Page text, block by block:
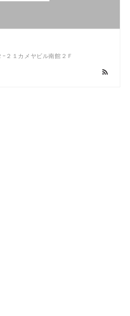
２１カメヤビル南館２Ｆ